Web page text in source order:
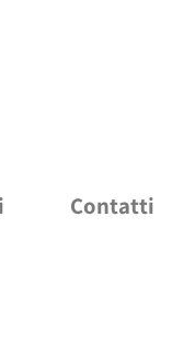
Contatti